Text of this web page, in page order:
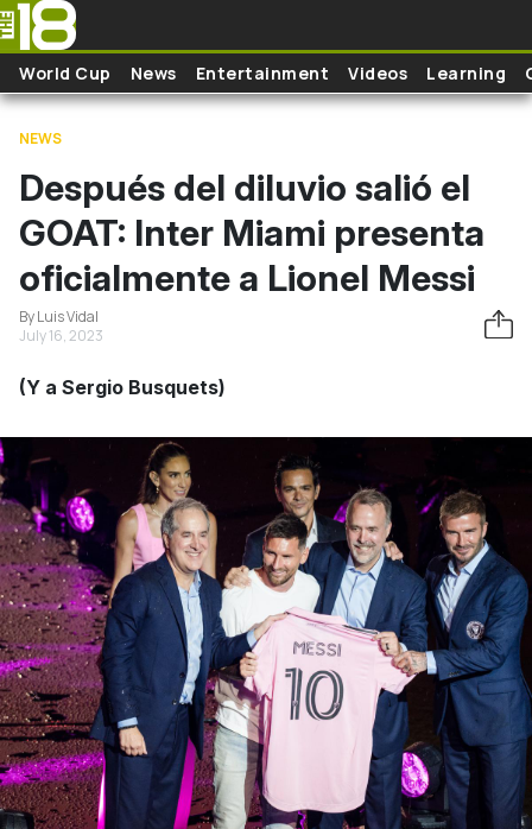
Skip to main content
World Cup News Entertainment Videos Learning
NEWS
Después del diluvio salió el
GOAT: Inter Miami presenta
oficialmente a Lionel Messi
By Luis Vidal
July 16, 2023
(Y a Sergio Busquets)